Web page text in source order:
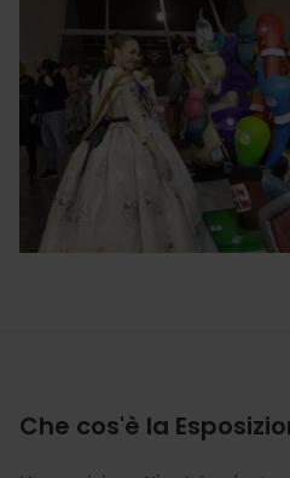
Che cos'è la